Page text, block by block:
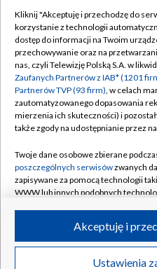
Abonament TVP
Emisja w TVP
Centrum informacji TVP
Naziemna Telewizja
Rada Programowa
System NOS
Informacje o nadawcy
Program dla prasy
Polityka
©2026 Telewizja
Kliknij "Akceptuję i przechodzę do
korzystanie z technologii
dostęp do informacji na Twoim
przechowywanie oraz na
nas, czyli Telewizję Polską S.A. w
Zaufanych Partnerów z IAB* (1201
Partnerów TVP (93 firm), w celach
zautomatyzowanego dopasowania
mierzenia ich skuteczności) i
także zgody na udostępnianie przez
Twoje dane osobowe zbierane
poszczególnych serwisówzwanych
zapisywane za pomocą technologii
WWW lub innych podobnych
ruchu w Internecie.
Twoje dane osobowe zbierane
Ustawienia
Akceptuję i